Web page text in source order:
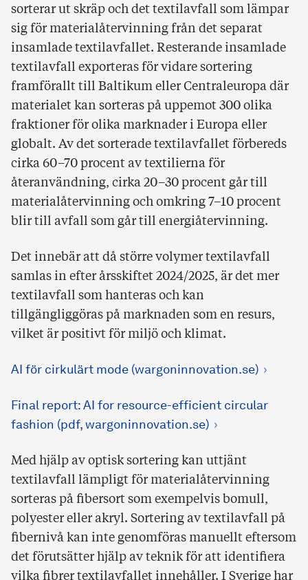
sorterar ut skräp och det textilavfall som lämpar
sig för materialåtervinning från det separat
insamlade textilavfallet. Resterande insamlade
textilavfall exporteras för vidare sortering
framförallt till Baltikum eller Centraleuropa där
materialet kan sorteras på uppemot 300 olika
fraktioner för olika marknader i Europa eller
globalt. Av det sorterade textilavfallet förbereds
cirka 60–70 procent av textilierna för
återanvändning, cirka 20–30 procent går till
materialåtervinning och omkring 7–10 procent
blir till avfall som går till energiåtervinning.
Det innebär att då större volymer textilavfall
samlas in efter årsskiftet 2024/2025, är det mer
textilavfall som hanteras och kan
tillgängliggöras på marknaden som en resurs,
vilket är positivt för miljö och klimat.
AI för cirkulärt mode (wargoninnovation.se)
Final report: AI for resource-efficient circular
fashion (pdf, wargoninnovation.se)
Med hjälp av optisk sortering kan uttjänt
textilavfall lämpligt för materialåtervinning
sorteras på fibersort som exempelvis bomull,
polyester eller akryl. Sortering av textilavfall på
fibernivå kan inte genomföras manuellt eftersom
det förutsätter hjälp av teknik för att identifiera
vilka fibrer textilavfallet innehåller. I Sverige har